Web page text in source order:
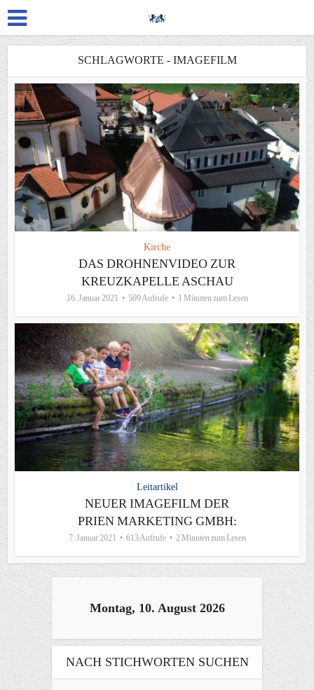
SCHLAGWORTE - IMAGEFILM
Kirche
DAS DROHNENVIDEO ZUR
KREUZKAPELLE ASCHAU
16. Januar 2021 509 Aufrufe 1 Minuten zum Lesen
Leitartikel
NEUER IMAGEFILM DER
PRIEN MARKETING GMBH:
7. Januar 2021 613 Aufrufe 2 Minuten zum Lesen
Montag, 10. August 2026
NACH STICHWORTEN SUCHEN